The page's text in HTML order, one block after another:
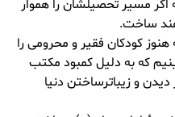
اگر مسیر تحصیلشان را هموار
ساخت.
هنوز کودکان فقیر و محرومی را
که به دلیل کمبود مکتب
و زیباترساختن دنیا